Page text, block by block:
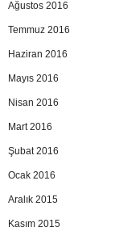
Ağustos 2016
Temmuz 2016
Haziran 2016
Mayıs 2016
Nisan 2016
Mart 2016
Şubat 2016
Ocak 2016
Aralık 2015
Kasım 2015